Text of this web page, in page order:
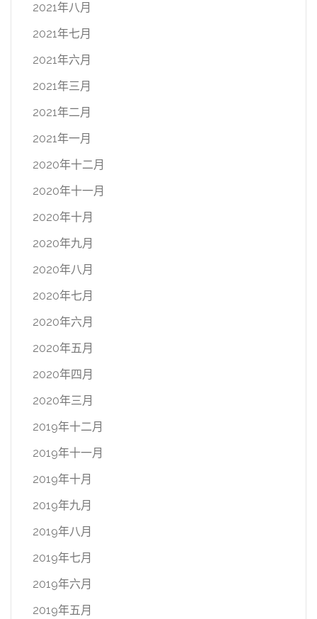
2021年八月
2021年七月
2021年六月
2021年三月
2021年二月
2021年一月
2020年十二月
2020年十一月
2020年十月
2020年九月
2020年八月
2020年七月
2020年六月
2020年五月
2020年四月
2020年三月
2019年十二月
2019年十一月
2019年十月
2019年九月
2019年八月
2019年七月
2019年六月
2019年五月